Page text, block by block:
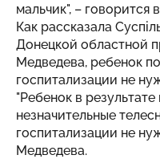
мальчик", – говорится
Как рассказала
Донецкой областной
Медведева, ребенок
госпитализации не
"Ребенок в
незначительные
госпитализации не
Медведева.